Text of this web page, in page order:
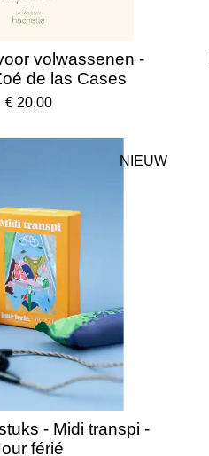
volwassenen -
de las Cases
€ 20,00
NIEUW
- Midi transpi -
férié